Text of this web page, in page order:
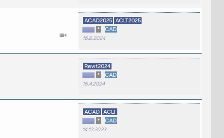
ACAD2025 ACLT2025
*
CAD
16.8.2024
Revit2024
*
CAD
16.4.2024
ACAD ACLT
*
CAD
14.12.2023